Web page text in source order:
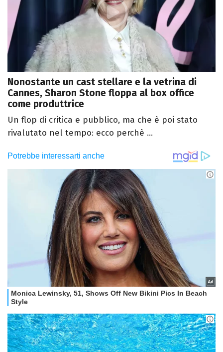
Nonostante un cast stellare e la vetrina di
Cannes, Sharon Stone floppa al box office
come produttrice
Un flop di critica e pubblico, ma che è poi stato
rivalutato nel tempo: ecco perchè ...